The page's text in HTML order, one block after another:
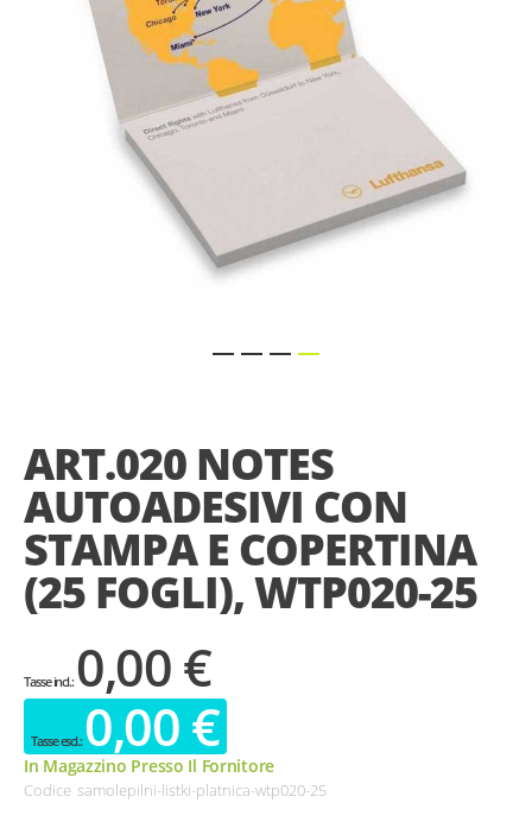
beginning
of
the
images
gallery
ART.020 NOTES
AUTOADESIVI CON
STAMPA E COPERTINA
(25 FOGLI), WTP020-25
0,00 €
0,00 €
In Magazzino Presso Il Fornitore
Codice samolepilni-listki-platnica-wtp020-25